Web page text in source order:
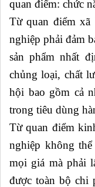
quan điểm: chức
Từ quan điểm xã
nghiệp phải đảm
sản phẩm nhất
chủng loại, chất
hội bao gồm cả
trong tiêu dùng
Từ quan điểm
nghiệp không
mọi giá mà phải
được toàn bộ chi